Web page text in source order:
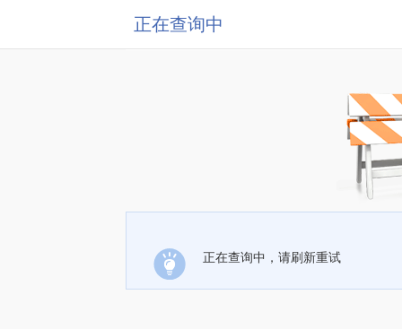
正在查询中
正在查询中，请刷新重试